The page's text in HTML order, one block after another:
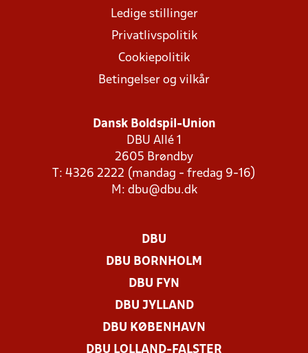
Ledige stillinger
Privatlivspolitik
Cookiepolitik
Betingelser og vilkår
Dansk Boldspil-Union
DBU Allé 1
2605 Brøndby
T: 4326 2222 (mandag - fredag 9-16)
M: dbu@dbu.dk
DBU
DBU BORNHOLM
DBU FYN
DBU JYLLAND
DBU KØBENHAVN
DBU LOLLAND-FALSTER